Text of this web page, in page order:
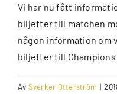
Vi har nu fått
biljetter till matchen
någon information om
biljetter till
Av Sverker Otterström |